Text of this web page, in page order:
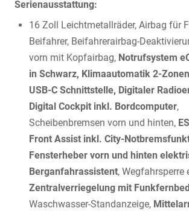
Serienausstattung:
16 Zoll Leichtmetallräder, Airbag für
Beifahrer, Beifahrerairbag-
vorn mit Kopfairbag, Notrufsystem
in Schwarz, Klimaautomatik 2-
USB-C Schnittstelle, Digitaler
Digital Cockpit inkl. Bordcomputer,
Scheibenbremsen vorn und hinten,
Front Assist inkl. City-
Fensterheber vorn und hinten
Berganfahrassistent, Wegfahrsperre
Zentralverriegelung mit
Waschwasser-Standanzeige,